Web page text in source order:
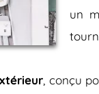
un
, conçu